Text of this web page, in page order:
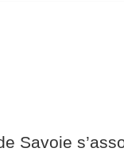
Savoie